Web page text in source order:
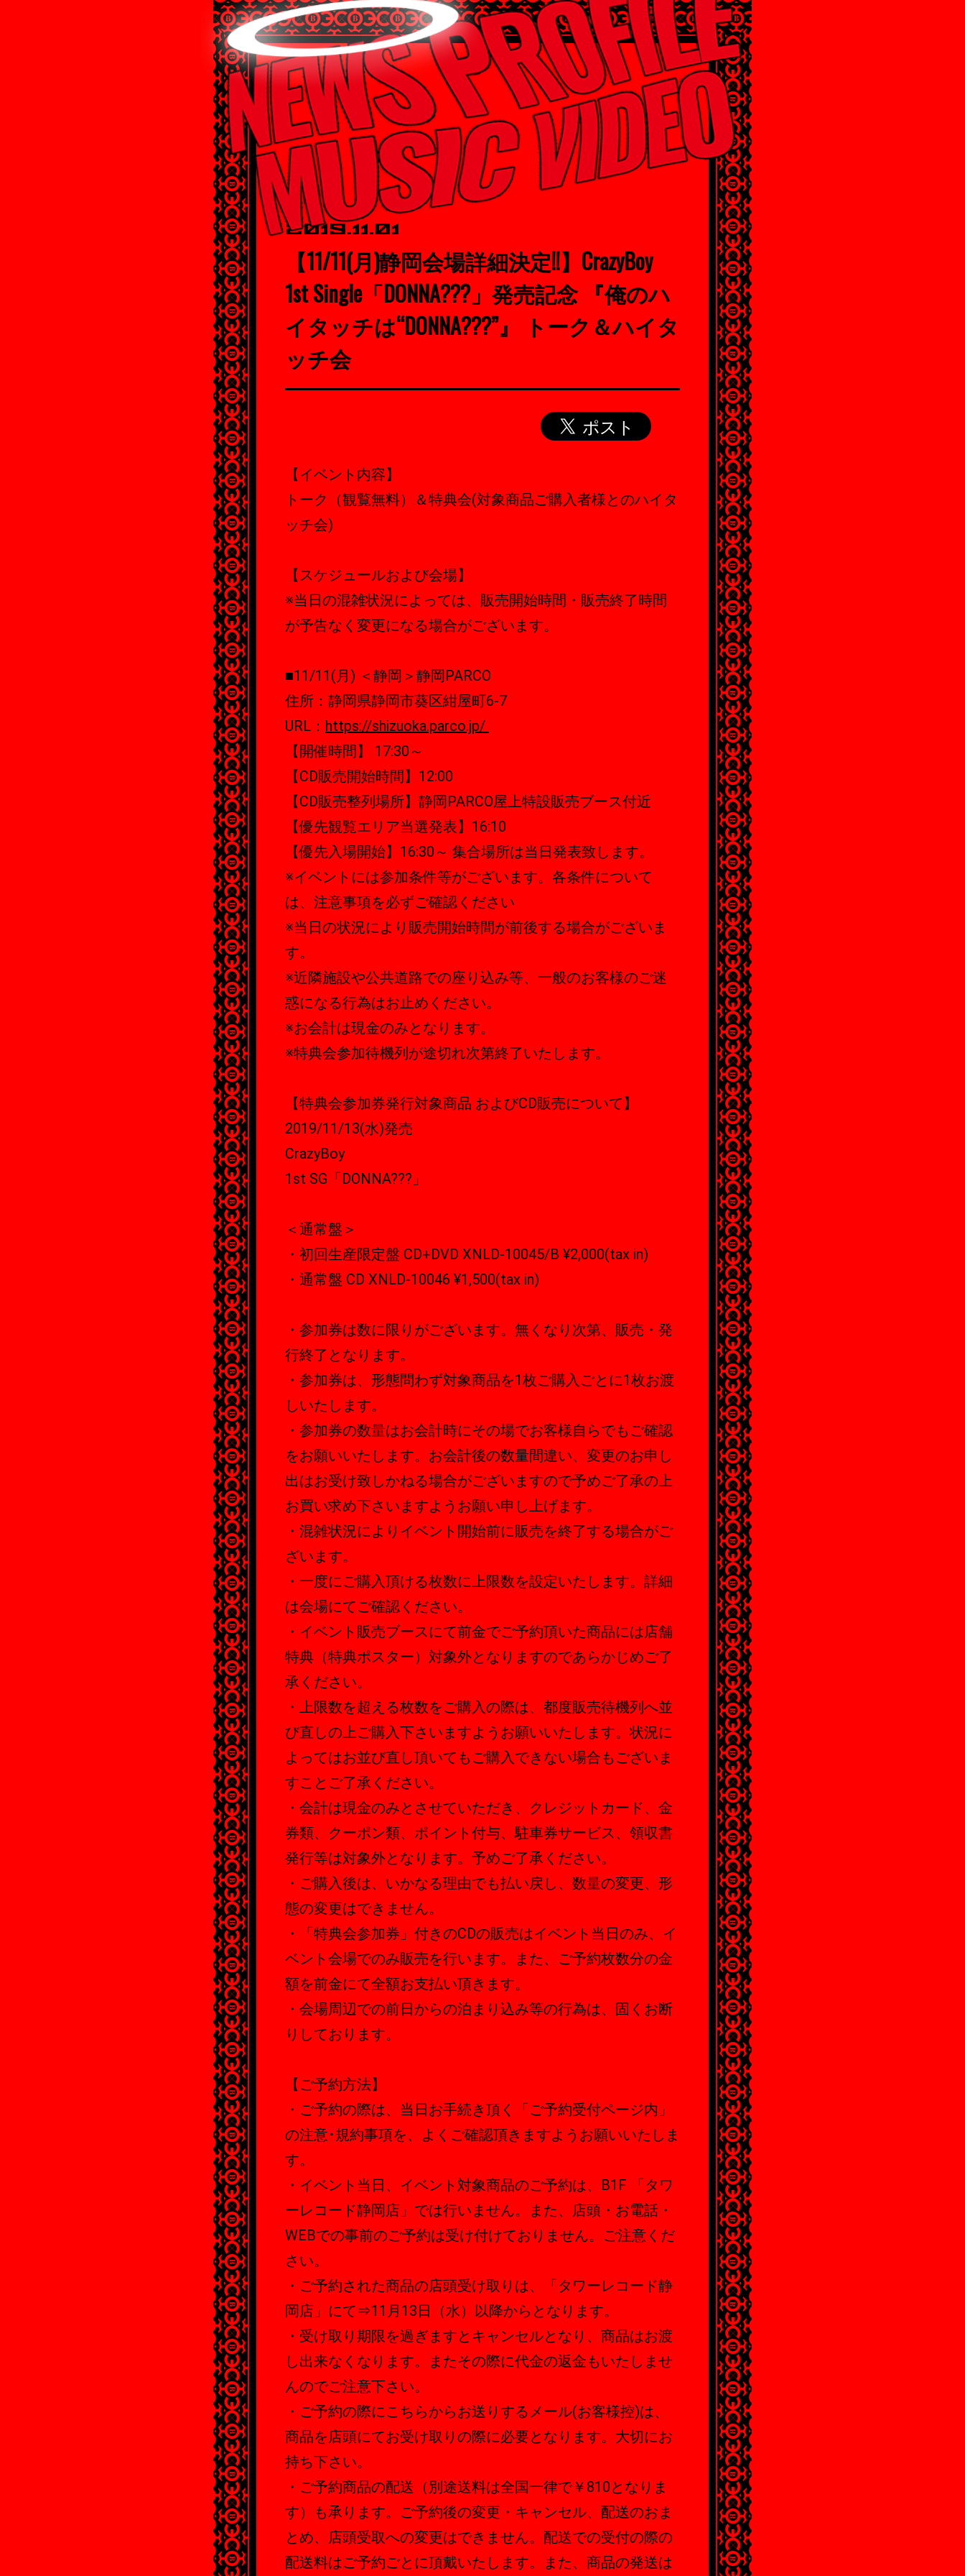
2019.11.01
【11/11(月)静岡会場詳細決定!!】CrazyBoy
1st Single「DONNA???」発売記念 『俺のハ
イタッチは“DONNA???”』 トーク＆ハイタ
ッチ会
【イベント内容】
トーク（観覧無料）＆特典会(対象商品ご購入者様とのハイタ
ッチ会)
【スケジュールおよび会場】
※当日の混雑状況によっては、販売開始時間・販売終了時間
が予告なく変更になる場合がございます。
■11/11(月) ＜静岡＞静岡PARCO
住所：静岡県静岡市葵区紺屋町6-7
URL： https://shizuoka.parco.jp/
【開催時間】 17:30～
【CD販売開始時間】12:00
【CD販売整列場所】静岡PARCO屋上特設販売ブース付近
【優先観覧エリア当選発表】16:10
【優先入場開始】16:30～ 集合場所は当日発表致します。
※イベントには参加条件等がございます。各条件について
は、注意事項を必ずご確認ください
※当日の状況により販売開始時間が前後する場合がございま
す。
※近隣施設や公共道路での座り込み等、一般のお客様のご迷
惑になる行為はお止めください。
※お会計は現金のみとなります。
※特典会参加待機列が途切れ次第終了いたします。
【特典会参加券発行対象商品 およびCD販売について】
2019/11/13(水)発売
CrazyBoy
1st SG「DONNA???」
＜通常盤＞
・初回生産限定盤 CD+DVD XNLD-10045/B ¥2,000(tax in)
・通常盤 CD XNLD-10046 ¥1,500(tax in)
・参加券は数に限りがございます。無くなり次第、販売・発
行終了となります。
・参加券は、形態問わず対象商品を1枚ご購入ごとに1枚お渡
しいたします。
・参加券の数量はお会計時にその場でお客様自らでもご確認
をお願いいたします。お会計後の数量間違い、変更のお申し
出はお受け致しかねる場合がございますので予めご了承の上
お買い求め下さいますようお願い申し上げます。
・混雑状況によりイベント開始前に販売を終了する場合がご
ざいます。
・一度にご購入頂ける枚数に上限数を設定いたします。詳細
は会場にてご確認ください。
・イベント販売ブースにて前金でご予約頂いた商品には店舗
特典（特典ポスター）対象外となりますのであらかじめご了
承ください。
・上限数を超える枚数をご購入の際は、都度販売待機列へ並
び直しの上ご購入下さいますようお願いいたします。状況に
よってはお並び直し頂いてもご購入できない場合もございま
すことご了承ください。
・会計は現金のみとさせていただき、クレジットカード、金
券類、クーポン類、ポイント付与、駐車券サービス、領収書
発行等は対象外となります。予めご了承ください。
・ご購入後は、いかなる理由でも払い戻し、数量の変更、形
態の変更はできません。
・「特典会参加券」付きのCDの販売はイベント当日のみ、イ
ベント会場でのみ販売を行います。また、ご予約枚数分の金
額を前金にて全額お支払い頂きます。
・会場周辺での前日からの泊まり込み等の行為は、固くお断
りしております。
【ご予約方法】
・ご予約の際は、当日お手続き頂く「ご予約受付ページ内」
の注意･規約事項を、よくご確認頂きますようお願いいたしま
す。
・イベント当日、イベント対象商品のご予約は、B1F 「タワ
ーレコード静岡店」では行いません。また、店頭・お電話・
WEBでの事前のご予約は受け付けておりません。ご注意くだ
さい。
・ご予約された商品の店頭受け取りは、「タワーレコード静
岡店」にて⇒11月13日（水）以降からとなります。
・受け取り期限を過ぎますとキャンセルとなり、商品はお渡
し出来なくなります。またその際に代金の返金もいたしませ
んのでご注意下さい。
・ご予約の際にこちらからお送りするメール(お客様控)は、
商品を店頭にてお受け取りの際に必要となります。大切にお
持ち下さい。
・ご予約商品の配送（別途送料は全国一律で￥810となりま
す）も承ります。ご予約後の変更・キャンセル、配送のおま
とめ、店頭受取への変更はできません。配送での受付の際の
配送料はご予約ごとに頂戴いたします。また、商品の発送は